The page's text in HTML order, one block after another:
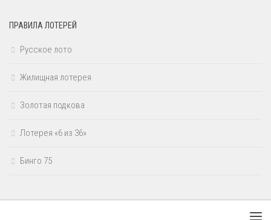
ПРАВИЛА ЛОТЕРЕЙ
Русское лото
Жилищная лотерея
Золотая подкова
Лотерея «6 из 36»
Бинго 75